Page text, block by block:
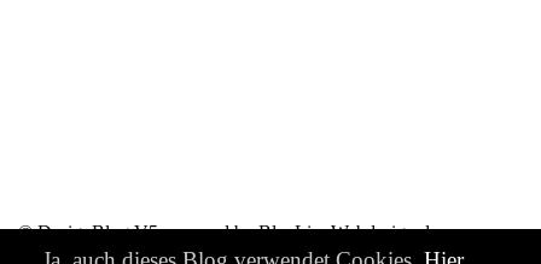
© DesignBlog V5 powered by BlueLionWebdesign.de